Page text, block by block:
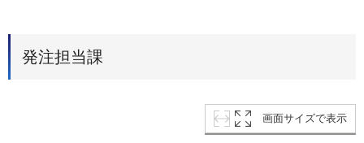
発注担当課
画面サイズで表示